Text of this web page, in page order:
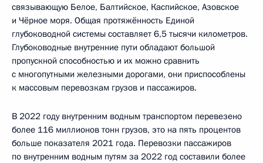
связывающую Белое, Балтийское, Каспийское, Азовское
и Чёрное моря. Общая протяжённость Единой
глубоководной системы составляет 6,5 тысячи километров.
Глубоководные внутренние пути обладают большой
пропускной способностью и их можно сравнить
с многопутными железными дорогами, они приспособлены
к массовым перевозкам грузов и пассажиров.
В 2022 году внутренним водным транспортом перевезено
более 116 миллионов тонн грузов, это на пять процентов
больше показателя 2021 года. Перевозки пассажиров
по внутренним водным путям за 2022 год составили более